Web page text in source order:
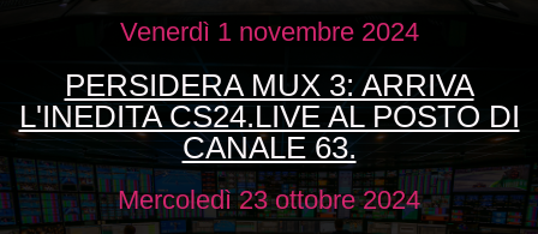
Venerdì 1 novembre 2024
PERSIDERA MUX 3: ARRIVA
L'INEDITA CS24.LIVE AL POSTO DI
CANALE 63.
Mercoledì 23 ottobre 2024